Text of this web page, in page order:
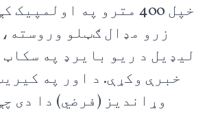
خپل 400 مترو په
زرو مډال ګټلو
لیډیل د ریو بایرډ په
خبرې وکړې. د اور په
وړاندیز (فرضي) دا دی